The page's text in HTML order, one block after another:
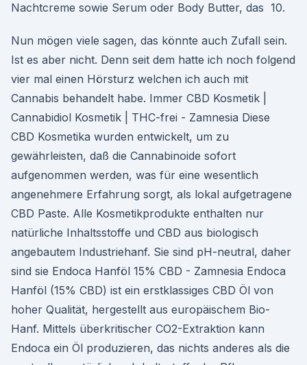
Nachtcreme sowie Serum oder Body Butter, das 10.
Nun mögen viele sagen, das könnte auch Zufall sein.
Ist es aber nicht. Denn seit dem hatte ich noch folgend
vier mal einen Hörsturz welchen ich auch mit
Cannabis behandelt habe. Immer CBD Kosmetik |
Cannabidiol Kosmetik | THC-frei - Zamnesia Diese
CBD Kosmetika wurden entwickelt, um zu
gewährleisten, daß die Cannabinoide sofort
aufgenommen werden, was für eine wesentlich
angenehmere Erfahrung sorgt, als lokal aufgetragene
CBD Paste. Alle Kosmetikprodukte enthalten nur
natürliche Inhaltsstoffe und CBD aus biologisch
angebautem Industriehanf. Sie sind pH-neutral, daher
sind sie Endoca Hanföl 15% CBD - Zamnesia Endoca
Hanföl (15% CBD) ist ein erstklassiges CBD Öl von
hoher Qualität, hergestellt aus europäischem Bio-
Hanf. Mittels überkritischer CO2-Extraktion kann
Endoca ein Öl produzieren, das nichts anderes als die